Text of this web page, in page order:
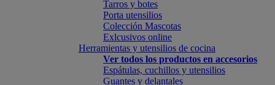
Tarros y botes
Porta utensilios
Colección Mascotas
Exlcusivos online
Herramientas y utensilios de cocina
Ver todos los productos en accesorios
Espátulas, cuchillos y utensilios
Guantes y delantales